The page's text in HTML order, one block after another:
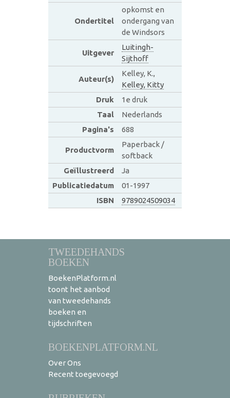
Ondertitel
opkomst en
ondergang van
de Windsors
Uitgever
Luitingh-
Sijthoff
Auteur(s)
Kelley, K.,
Kelley, Kitty
Druk
1e druk
Taal
Nederlands
Pagina's
688
Productvorm
Paperback /
softback
Geïllustreerd
Ja
Publicatiedatum
01-1997
ISBN
9789024509034
TWEEDEHANDS
BOEKEN
BoekenPlatform.nl
toont het aanbod
van tweedehands
boeken en
tijdschriften
BOEKENPLATFORM.NL
Over Ons
Recent toegevoegd